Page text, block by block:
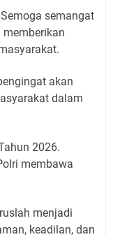
semangat
akan
dalam
2026.
membawa
menjadi
keadilan, dan